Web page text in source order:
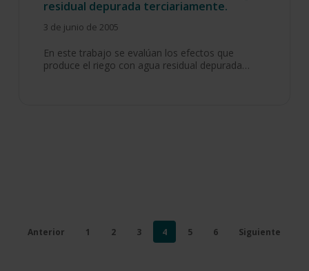
residual depurada terciariamente.
3 de junio de 2005
En este trabajo se evalúan los efectos que
produce el riego con agua residual depurada…
Anterior 1 2 3 4 5 6 Siguiente